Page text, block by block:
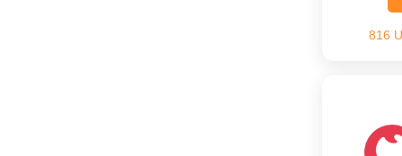
816